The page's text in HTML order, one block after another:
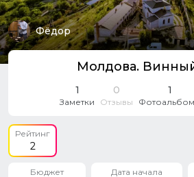
Фёдор
Молдова.
1
Заметки
0
Отзывы
1
Рейтинг
2
Бюджет Дата начала